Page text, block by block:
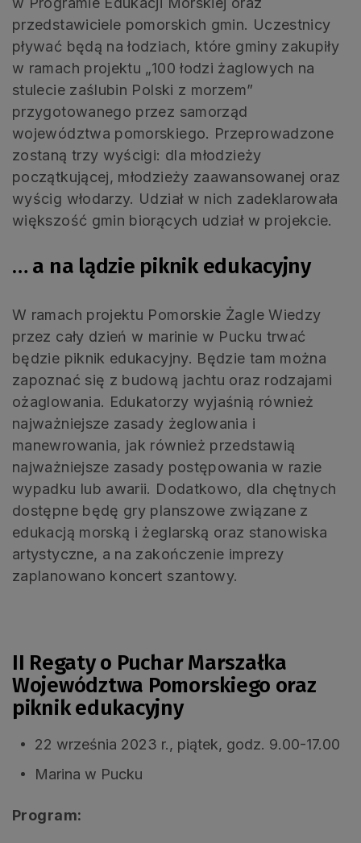
przedstawiciele pomorskich gmin. Uczestnicy
pływać będą na łodziach, które gminy zakupiły
w ramach projektu „100 łodzi żaglowych na
stulecie zaślubin Polski z morzem”
przygotowanego przez samorząd
województwa pomorskiego. Przeprowadzone
zostaną trzy wyścigi: dla młodzieży
początkującej, młodzieży zaawansowanej oraz
wyścig włodarzy. Udział w nich zadeklarowała
większość gmin biorących udział w projekcie.
… a na lądzie piknik edukacyjny
W ramach projektu Pomorskie Żagle Wiedzy
przez cały dzień w marinie w Pucku trwać
będzie piknik edukacyjny. Będzie tam można
zapoznać się z budową jachtu oraz rodzajami
ożaglowania. Edukatorzy wyjaśnią również
najważniejsze zasady żeglowania i
manewrowania, jak również przedstawią
najważniejsze zasady postępowania w razie
wypadku lub awarii. Dodatkowo, dla chętnych
dostępne będę gry planszowe związane z
edukacją morską i żeglarską oraz stanowiska
artystyczne, a na zakończenie imprezy
zaplanowano koncert szantowy.
II Regaty o Puchar Marszałka
Województwa Pomorskiego oraz
piknik edukacyjny
22 września 2023 r., piątek, godz. 9.00-17.00
Marina w Pucku
Program: